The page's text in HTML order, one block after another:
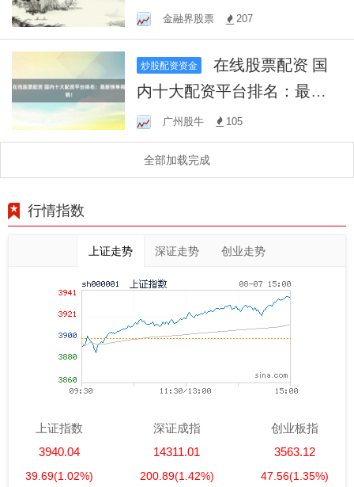
健投资，财富增值！
金融界股票 207
炒股配资资金
在线股票配资 国
内十大配资平台排名：最新
榜单揭晓！
广州股牛 105
全部加载完成
行情指数
上证走势 深证走势 创业走势
上证指数
3940.04
39.69(1.02%)
深证成指
14311.01
200.89(1.42%)
创业板指
3563.12
47.56(1.35%)